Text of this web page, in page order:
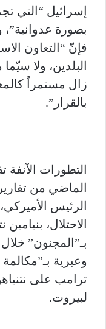
إسرائيل “التي
بصورة
فإنّ “التعاون
البلدين، ولا
زال مستمراً
بالقرار”.
التطورات
الماضي من
الرئيس
الاحتلال، بنيامين
بـ”المجنون”
وعبرية
ترامب على
لبيروت.